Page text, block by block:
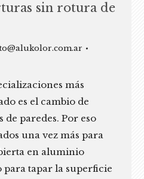
sin rotura de
más
es el cambio de
paredes. Por eso
una vez más para
en aluminio
tapar la superficie